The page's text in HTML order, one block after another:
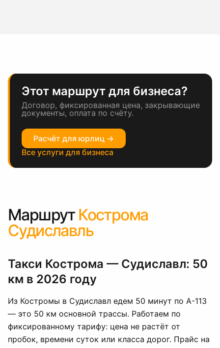
Этот маршрут для бизнеса?
Договор, фиксированная цена, закрывающие
документы, оплата по счёту.
Расчёт для юрлиц →
Все услуги для бизнеса
Маршрут Кострома
Судиславль
Такси Кострома — Судиславл: 50
км в 2026 году
Из Костромы в Судиславл едем 50 минут по А-113
— это 50 км основной трассы. Работаем по
фиксированному тарифу: цена не растёт от
пробок, времени суток или класса дорог. Прайс на